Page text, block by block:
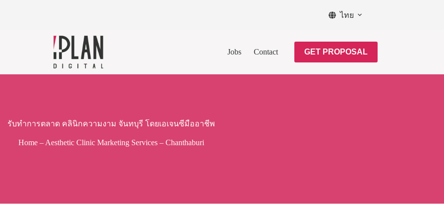
ไทย
Jobs Contact GET PROPOSAL
รับทำการตลาด คลินิกความงาม จันทบุรี โดยเอเจนซีมืออาชีพ
Home– Aesthetic Clinic Marketing Services– Chanthaburi